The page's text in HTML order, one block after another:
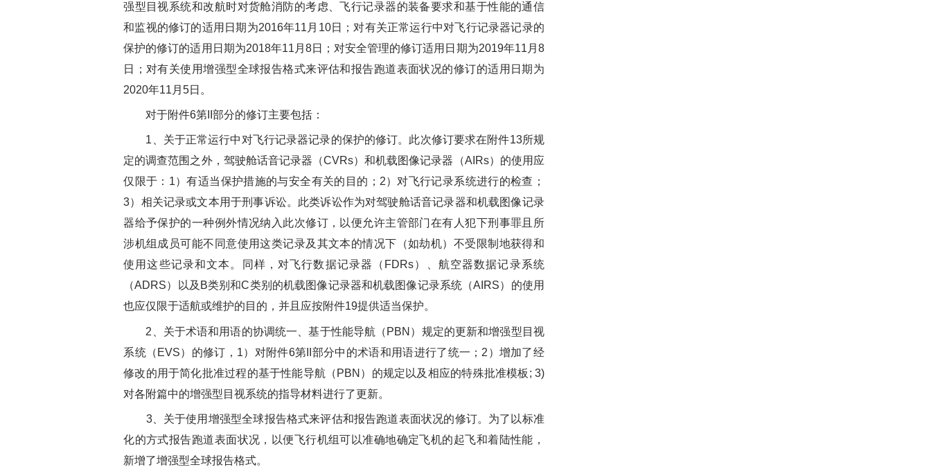
强型目视系统和改航时对货舱消防的考虑、飞行记录器的装备要求和基于性能的通信
和监视的修订的适用日期为2016年11月10日；对有关正常运行中对飞行记录器记录的
保护的修订的适用日期为2018年11月8日；对安全管理的修订适用日期为2019年11月8
日；对有关使用增强型全球报告格式来评估和报告跑道表面状况的修订的适用日期为
2020年11月5日。
对于附件6第II部分的修订主要包括：
1、关于正常运行中对飞行记录器记录的保护的修订。此次修订要求在附件13所规
定的调查范围之外，驾驶舱话音记录器（CVRs）和机载图像记录器（AIRs）的使用应
仅限于：1）有适当保护措施的与安全有关的目的；2）对飞行记录系统进行的检查；
3）相关记录或文本用于刑事诉讼。此类诉讼作为对驾驶舱话音记录器和机载图像记录
器给予保护的一种例外情况纳入此次修订，以便允许主管部门在有人犯下刑事罪且所
涉机组成员可能不同意使用这类记录及其文本的情况下（如劫机）不受限制地获得和
使用这些记录和文本。同样，对飞行数据记录器（FDRs）、航空器数据记录系统
（ADRS）以及B类别和C类别的机载图像记录器和机载图像记录系统（AIRS）的使用
也应仅限于适航或维护的目的，并且应按附件19提供适当保护。
2、关于术语和用语的协调统一、基于性能导航（PBN）规定的更新和增强型目视
系统（EVS）的修订，1）对附件6第II部分中的术语和用语进行了统一；2）增加了经
修改的用于简化批准过程的基于性能导航（PBN）的规定以及相应的特殊批准模板; 3)
对各附篇中的增强型目视系统的指导材料进行了更新。
3、关于使用增强型全球报告格式来评估和报告跑道表面状况的修订。为了以标准
化的方式报告跑道表面状况，以便飞行机组可以准确地确定飞机的起飞和着陆性能，
新增了增强型全球报告格式。